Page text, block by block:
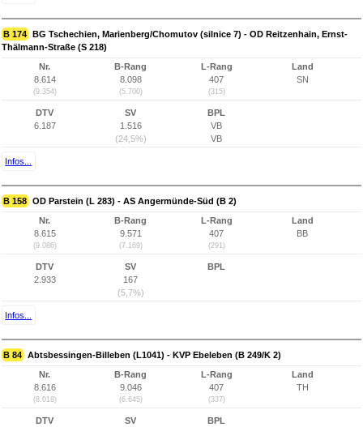
B 174 BG Tschechien, Marienberg/Chomutov (silnice 7) - OD Reitzenhain, Ernst-
Thälmann-Straße (S 218)
Nr.
8.614
(9.354)
B-Rang
8.098
(5.700)
L-Rang
407
(315)
Land
SN
DTV
6.187
SV
1.516
(24,5%)
BPL
VB
VB
Infos...
B 158 OD Parstein (L 283) - AS Angermünde-Süd (B 2)
Nr.
8.615
(9.086)
B-Rang
9.571
(7.169)
L-Rang
407
(291)
Land
BB
DTV
2.933
SV
167
(5,7%)
BPL
Infos...
B 84 Abtsbessingen-Billeben (L1041) - KVP Ebeleben (B 249/K 2)
Nr.
8.616
(8.018)
B-Rang
9.046
(6.645)
L-Rang
407
(337)
Land
TH
DTV
SV
BPL